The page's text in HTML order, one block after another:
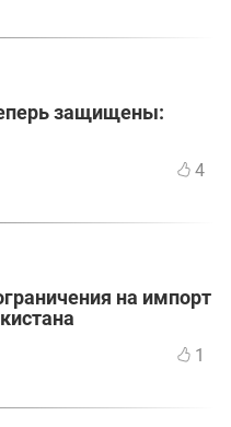
защищены:
4
на импорт
1